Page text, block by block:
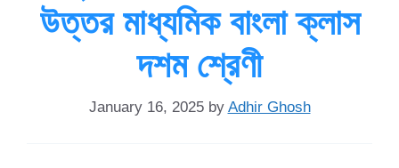
উত্তর মাধ্যমিক বাংলা ক্লাস
দশম শ্রেণী
January 16, 2025 by Adhir Ghosh